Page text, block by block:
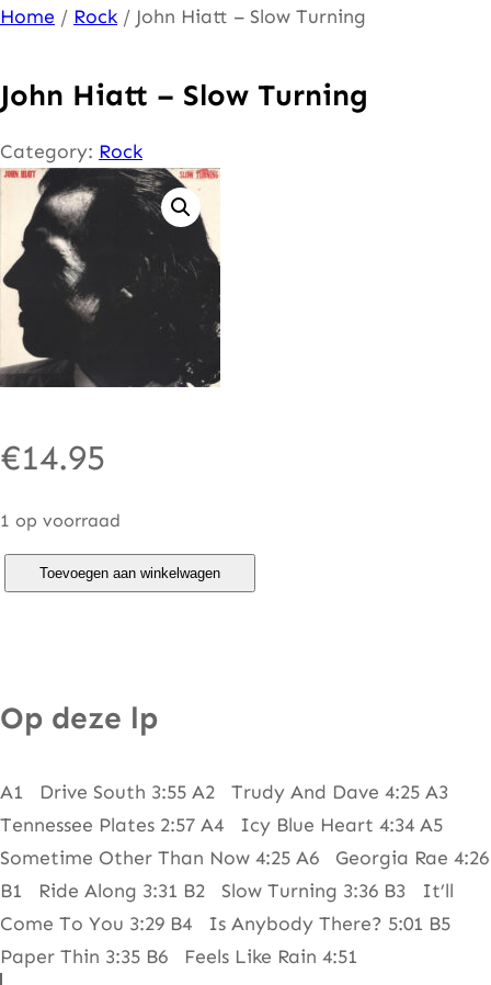
Ga
de
inhoud
Home / Rock / John Hiatt – Slow Turning
John Hiatt – Slow Turning
Category: Rock
€14.95
1 op voorraad
i
t
t
–
S
l
o
Toevoegen aan winkelwagen
Op deze lp
A1 Drive South 3:55 A2 Trudy And Dave 4:25 A3
Tennessee Plates 2:57 A4 Icy Blue Heart 4:34 A5
Sometime Other Than Now 4:25 A6 Georgia Rae 4:26
B1 Ride Along 3:31 B2 Slow Turning 3:36 B3 It’ll
Come To You 3:29 B4 Is Anybody There? 5:01 B5
Paper Thin 3:35 B6 Feels Like Rain 4:51